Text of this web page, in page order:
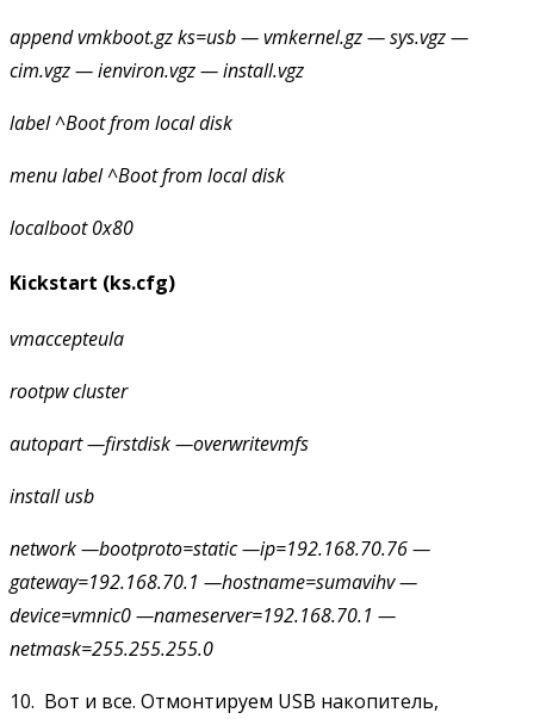
appendvmkboot.gz ks=usb — vmkernel.gz — sys.vgz —
cim.vgz — ienviron.vgz — install.vgz
label^Boot from local disk
menulabel ^Boot from local disk
localboot0x80
Kickstart (ks.cfg)
vmaccepteula
rootpwcluster
autopart—firstdisk —overwritevmfs
installusb
network—bootproto=static —ip=192.168.70.76 —
gateway=192.168.70.1 —hostname=sumavihv —
device=vmnic0 —nameserver=192.168.70.1 —
netmask=255.255.255.0
10. Вот и все. Отмонтируем USB накопитель,